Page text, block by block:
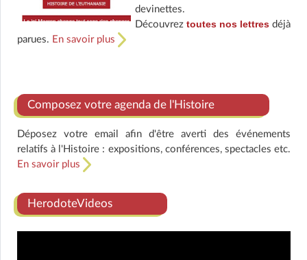
devinettes.
Découvrez toutes nos lettresdéjà
parues. En savoir plus
Composez votre agenda de l'Histoire
Déposez votre email afin d'être averti des événements
relatifs à l'Histoire : expositions, conférences, spectacles etc.
En savoir plus
HerodoteVideos